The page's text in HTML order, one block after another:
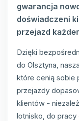
gwarancja
doświadczeni
przejazd
Dzięki
do Olsztyna,
które cenią sobie
przejazdy
klientów -
lotnisko, do pracy